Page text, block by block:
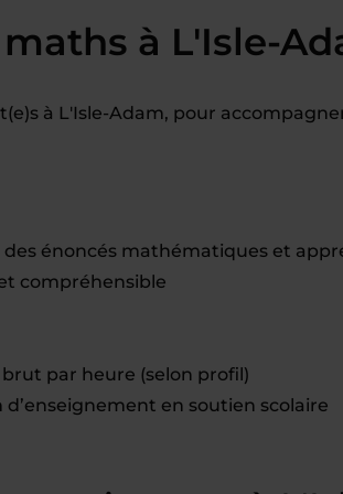
à L'Isle-
à L'Isle-Adam, pour
énoncés mathématiques et
compréhensible
par heure (selon profil)
en soutien scolaire